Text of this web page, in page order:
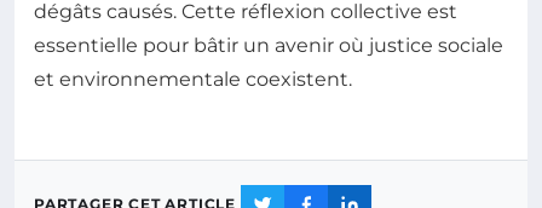
dégâts causés. Cette réflexion collective est
essentielle pour bâtir un avenir où justice sociale
et environnementale coexistent.
PARTAGER CET ARTICLE